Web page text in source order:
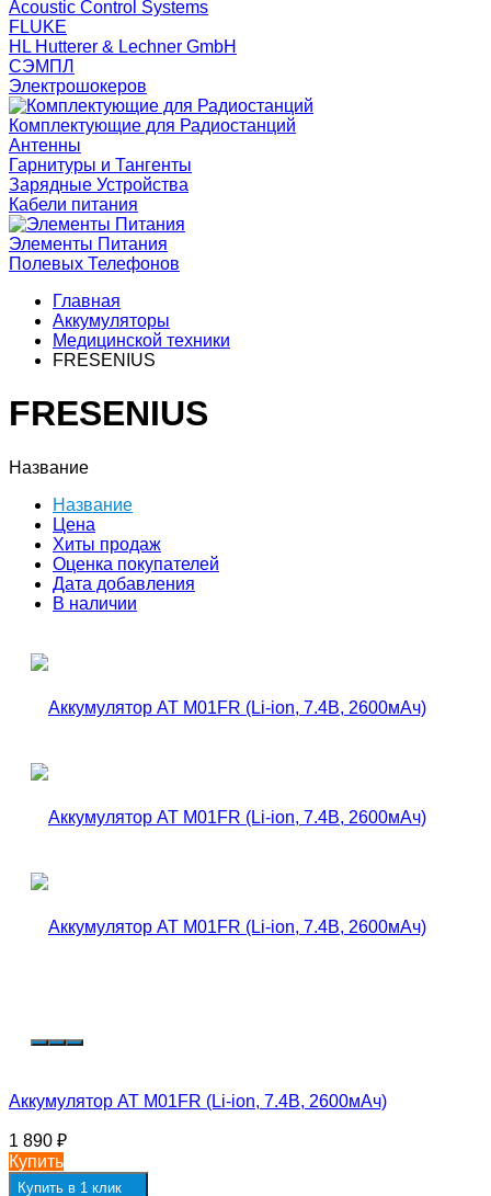
Acoustic Control Systems
FLUKE
HL Hutterer & Lechner GmbH
СЭМПЛ
Электрошокеров
Комплектующие для Радиостанций
Антенны
Гарнитуры и Тангенты
Зарядные Устройства
Кабели питания
Элементы Питания
Полевых Телефонов
Главная
Аккумуляторы
Медицинской техники
FRESENIUS
FRESENIUS
Название
Название
Цена
Хиты продаж
Оценка покупателей
Дата добавления
В наличии
Аккумулятор AT M01FR (Li-ion, 7.4В, 2600мАч)
1 890 ₽
Купить
Купить в 1 клик